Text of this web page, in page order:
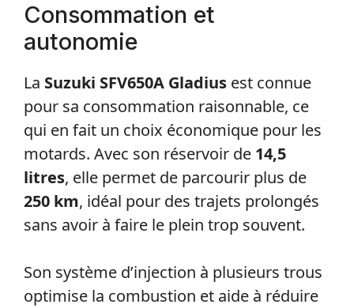
Consommation et
autonomie
La Suzuki SFV650A Gladius est connue
pour sa consommation raisonnable, ce
qui en fait un choix économique pour les
motards. Avec son réservoir de 14,5
litres, elle permet de parcourir plus de
250 km, idéal pour des trajets prolongés
sans avoir à faire le plein trop souvent.
Son système d’injection à plusieurs trous
optimise la combustion et aide à réduire